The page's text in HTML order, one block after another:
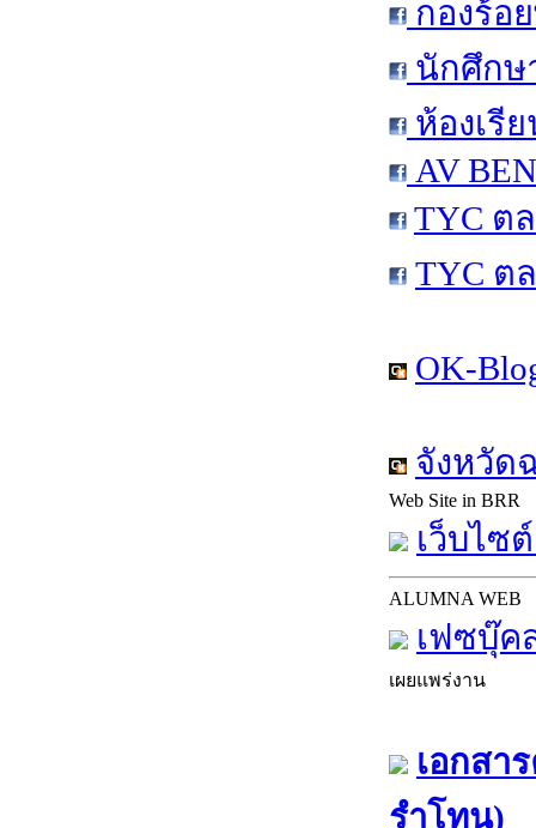
กองร้อ
นักศึกษ
ห้องเรี
AV
TYC ต
TYC ต
OK-
จังหวัด
Web Site in BRR
เว็บไซ
ALUMNA WEB
เฟซบุ๊ค
เผยแพร่งาน
เอกสา
รำโทน)